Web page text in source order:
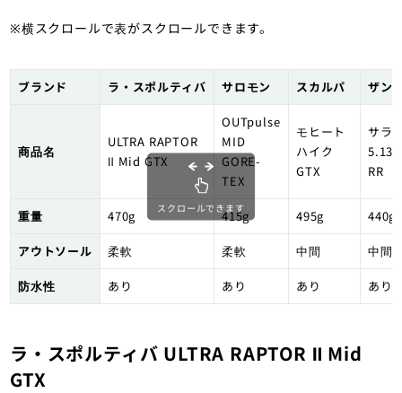
※横スクロールで表がスクロールできます。
ブランド ラ・スポルティバ サロモン スカルパ ザン
商品名
ULTRA RAPTOR
Ⅱ Mid GTX
OUTpulse
MID
GORE-
TEX
モヒート
ハイク
GTX
サラ
5.13
RR
重量 470g 415g 495g 440g
アウトソール 柔軟 柔軟 中間 中間
防水性 あり あり あり あり
スクロールできます
ラ・スポルティバ ULTRA RAPTOR Ⅱ Mid
GTX